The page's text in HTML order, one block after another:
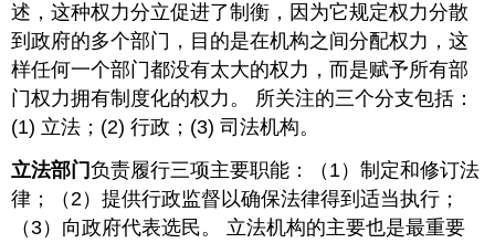
述，这种权力分立促进了制衡，因为它规定权力分散
到政府的多个部门，目的是在机构之间分配权力，这
样任何一个部门都没有太大的权力，而是赋予所有部
门权力拥有制度化的权力。 所关注的三个分支包括：
(1) 立法；(2) 行政；(3) 司法机构。
立法部门负责履行三项主要职能：（1）制定和修订法
律；（2）提供行政监督以确保法律得到适当执行；
（3）向政府代表选民。 立法机构的主要也是最重要